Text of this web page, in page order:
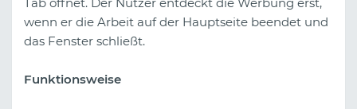
wenn er die Arbeit auf der Hauptseite beendet und
das Fenster schließt.
Funktionsweise